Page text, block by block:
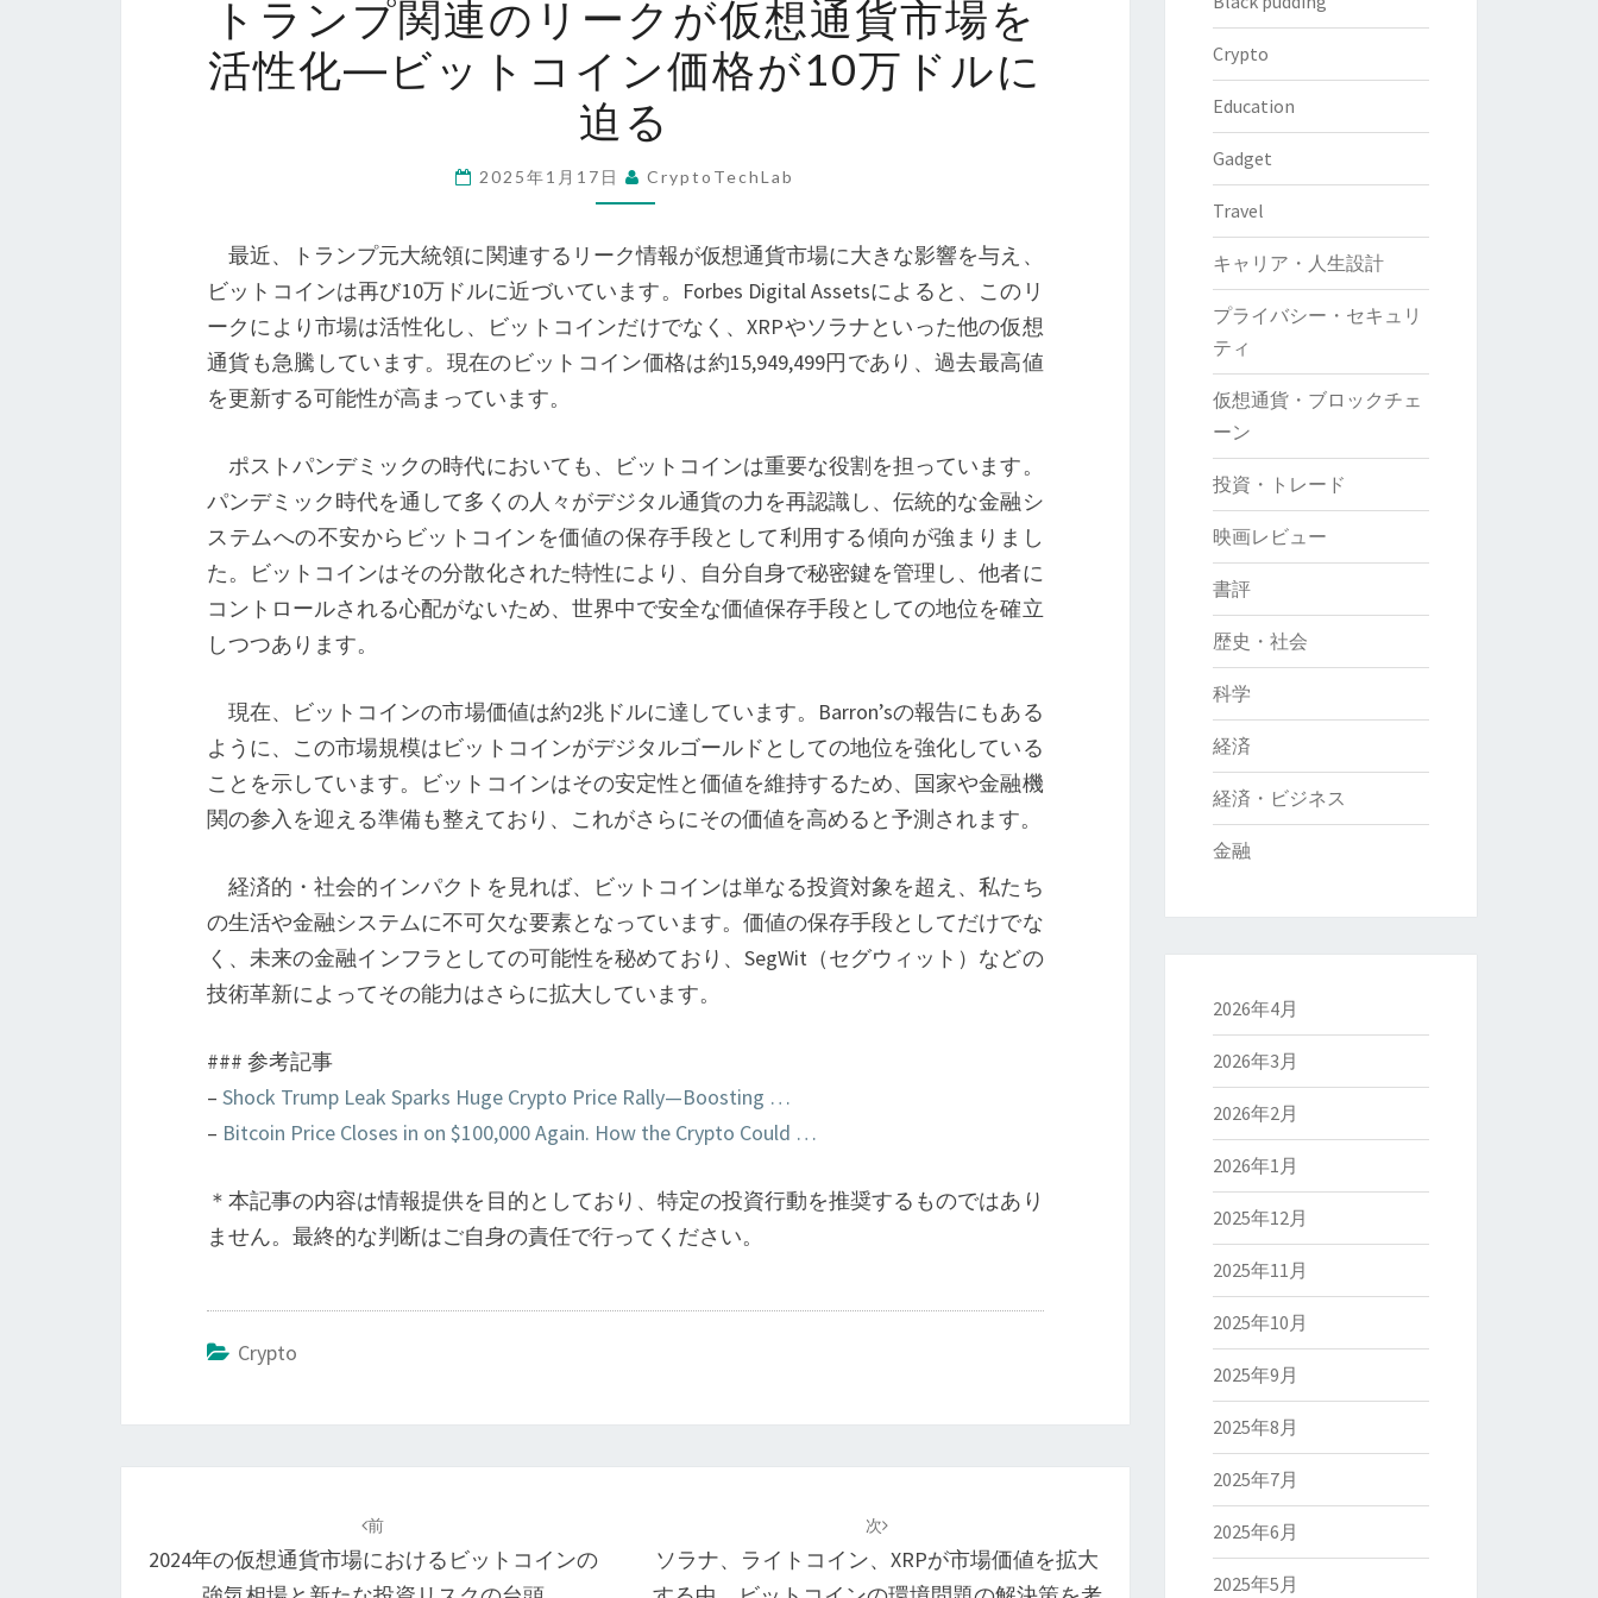
ラ
ン
プ
関
連
の
ー
ク
が
仮
通
貨
市
場
を
活
化
―
ビ
ッ
コ
イ
ン
価
10
万
ル
に
る
トランプ関連のリークが仮想通貨市場を
活性化―ビットコイン価格が10万ドルに
迫る
2025年1月17日 CryptoTechLab
最近、トランプ元大統領に関連するリーク情報が仮想通貨市場に大きな影響を与え、
ビットコインは再び10万ドルに近づいています。Forbes Digital Assetsによると、このリ
ークにより市場は活性化し、ビットコインだけでなく、XRPやソラナといった他の仮想
通貨も急騰しています。現在のビットコイン価格は約15,949,499円であり、過去最高値
を更新する可能性が高まっています。
ポストパンデミックの時代においても、ビットコインは重要な役割を担っています。
パンデミック時代を通して多くの人々がデジタル通貨の力を再認識し、伝統的な金融シ
ステムへの不安からビットコインを価値の保存手段として利用する傾向が強まりまし
た。ビットコインはその分散化された特性により、自分自身で秘密鍵を管理し、他者に
コントロールされる心配がないため、世界中で安全な価値保存手段としての地位を確立
しつつあります。
現在、ビットコインの市場価値は約2兆ドルに達しています。Barron’sの報告にもある
ように、この市場規模はビットコインがデジタルゴールドとしての地位を強化している
ことを示しています。ビットコインはその安定性と価値を維持するため、国家や金融機
関の参入を迎える準備も整えており、これがさらにその価値を高めると予測されます。
経済的・社会的インパクトを見れば、ビットコインは単なる投資対象を超え、私たち
の生活や金融システムに不可欠な要素となっています。価値の保存手段としてだけでな
く、未来の金融インフラとしての可能性を秘めており、SegWit（セグウィット）などの
技術革新によってその能力はさらに拡大しています。
### 参考記事
– Shock Trump Leak Sparks Huge Crypto Price Rally—Boosting …
– Bitcoin Price Closes in on $100,000 Again. How the Crypto Could …
＊本記事の内容は情報提供を目的としており、特定の投資行動を推奨するものではあり
ません。最終的な判断はご自身の責任で行ってください。
Crypto
ナ
前
2024年の仮想通貨市場におけるビットコインの
次
ソラナ、ライトコイン、XRPが市場価値を拡大
Crypto
Education
Gadget
Travel
キャリア・人生設計
プライバシー・セキュリ
ティ
仮想通貨・ブロックチェ
ーン
投資・トレード
映画レビュー
書評
歴史・社会
科学
経済
経済・ビジネス
金融
2026年4月
2026年3月
2026年2月
2026年1月
2025年12月
2025年11月
2025年10月
2025年9月
2025年8月
2025年7月
2025年6月
2025年5月